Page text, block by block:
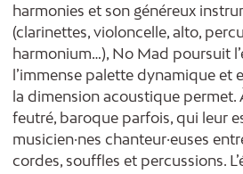
harmonies et son généreux
(clarinettes, violoncelle, alto,
harmonium…), No Mad poursuit
l’immense palette dynamique et
la dimension acoustique permet.
feutré, baroque parfois, qui leur
musicien·nes chanteur·euses
cordes, souffles et percussions.